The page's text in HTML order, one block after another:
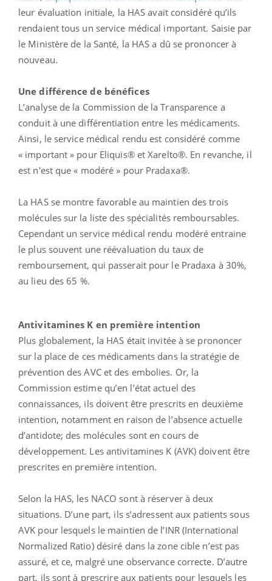
leur évaluation initiale, la HAS avait considéré qu’ils
rendaient tous un service médical important. Saisie par
le Ministère de la Santé, la HAS a dû se prononcer à
nouveau.
Une différence de bénéfices
L’analyse de la Commission de la Transparence a
conduit à une différentiation entre les médicaments.
Ainsi, le service médical rendu est considéré comme
« important » pour Eliquis® et Xarelto®. En revanche, il
est n'est que « modéré » pour Pradaxa®.
La HAS se montre favorable au maintien des trois
molécules sur la liste des spécialités remboursables.
Cependant un service médical rendu modéré entraine
le plus souvent une réévaluation du taux de
remboursement, qui passerait pour le Pradaxa à 30%,
au lieu des 65 %.
Antivitamines K en première intention
Plus globalement, la HAS était invitée à se prononcer
sur la place de ces médicaments dans la stratégie de
prévention des AVC et des embolies. Or, la
Commission estime qu’en l’état actuel des
connaissances, ils doivent être prescrits en deuxième
intention, notamment en raison de l’absence actuelle
d’antidote; des molécules sont en cours de
développement. Les antivitamines K (AVK) doivent être
prescrites en première intention.
Selon la HAS, les NACO sont à réserver à deux
situations. D’une part, ils s’adressent aux patients sous
AVK pour lesquels le maintien de l’INR (International
Normalized Ratio) désiré dans la zone cible n’est pas
assuré, et ce, malgré une observance correcte. D’autre
part, ils sont à prescrire aux patients pour lesquels les